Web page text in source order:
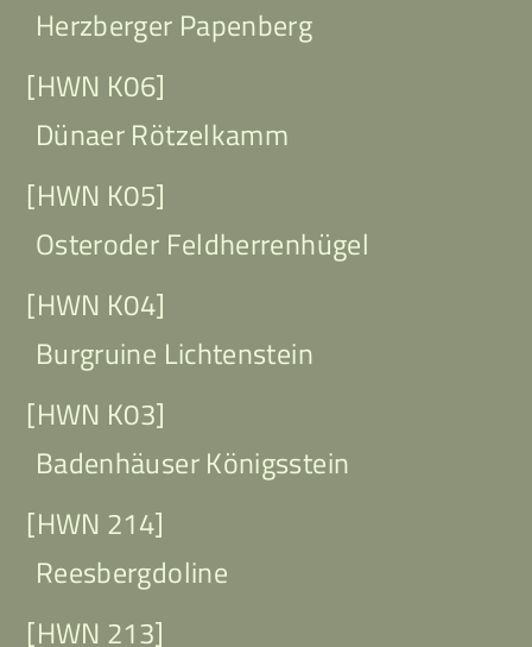
Herzberger Papenberg
[HWN K06]
Dünaer Rötzelkamm
[HWN K05]
Osteroder Feldherrenhügel
[HWN K04]
Burgruine Lichtenstein
[HWN K03]
Badenhäuser Königsstein
[HWN 214]
Reesbergdoline
[HWN 213]